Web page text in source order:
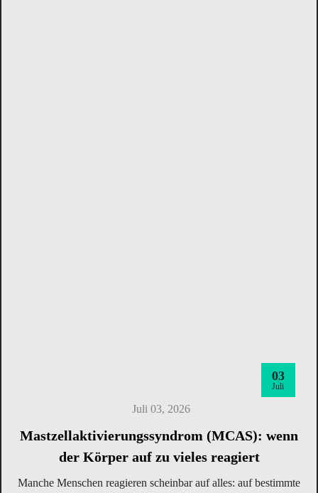
03
Juli
Juli 03, 2026
Mast­zel­l­ak­ti­vie­rungs­syn­drom (MCAS): wenn
der Kör­per auf zu vie­les reagiert
Man­che Men­schen reagie­ren schein­bar auf alles: auf bestimm­te